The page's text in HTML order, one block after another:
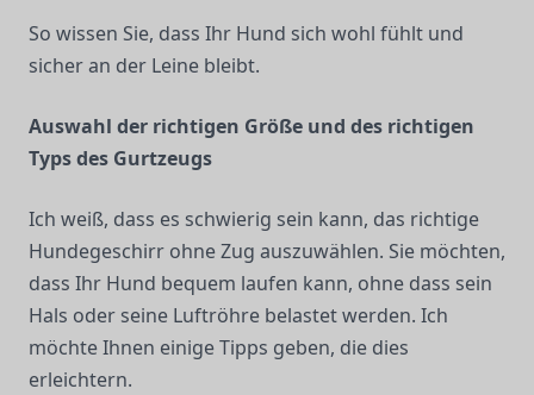
So wissen Sie, dass Ihr Hund sich wohl fühlt und
sicher an der Leine bleibt.
Auswahl der richtigen Größe und des richtigen
Typs des Gurtzeugs
Ich weiß, dass es schwierig sein kann, das richtige
Hundegeschirr ohne Zug auszuwählen. Sie möchten,
dass Ihr Hund bequem laufen kann, ohne dass sein
Hals oder seine Luftröhre belastet werden. Ich
möchte Ihnen einige Tipps geben, die dies
erleichtern.